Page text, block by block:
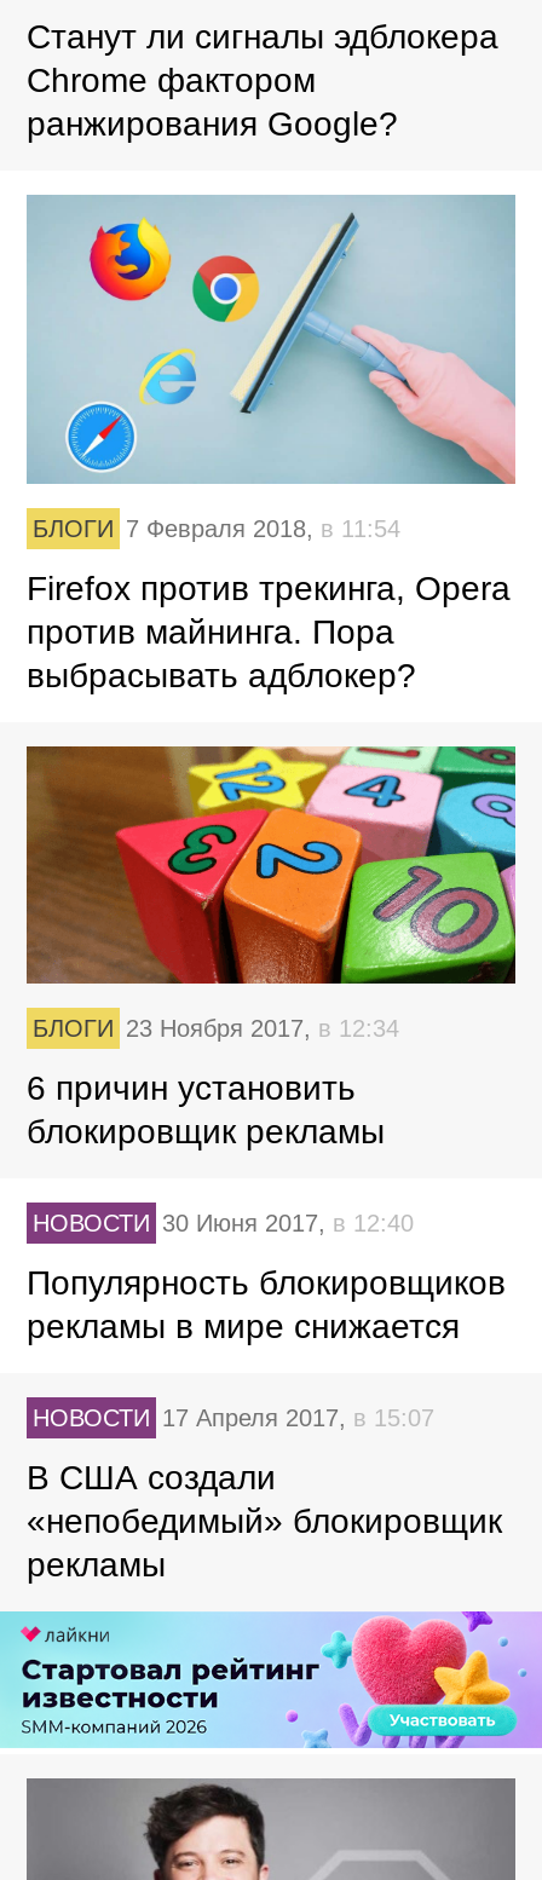
Станут ли сигналы эдблокера
Chrome фактором
ранжирования Google?
БЛОГИ 7 Февраля 2018, в 11:54
Firefox против трекинга, Opera
против майнинга. Пора
выбрасывать адблокер?
БЛОГИ 23 Ноября 2017, в 12:34
6 причин установить
блокировщик рекламы
НОВОСТИ 30 Июня 2017, в 12:40
Популярность блокировщиков
рекламы в мире снижается
НОВОСТИ 17 Апреля 2017, в 15:07
В США создали
«непобедимый» блокировщик
рекламы